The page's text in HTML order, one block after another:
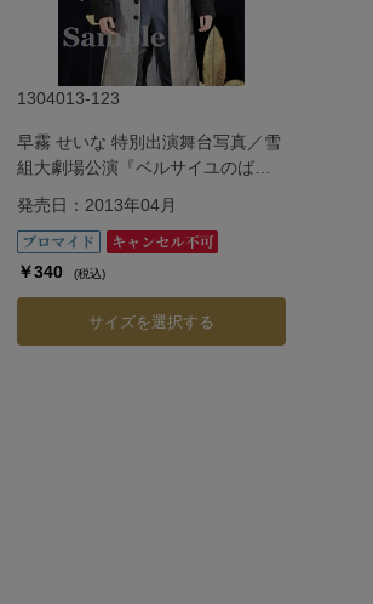
1304013-123
早霧 せいな 特別出演舞台写真／雪
組大劇場公演『ベルサイユのば
ら』―フェルゼン編―
発売日：2013年04月
￥340 (税込)
サイズを選択する